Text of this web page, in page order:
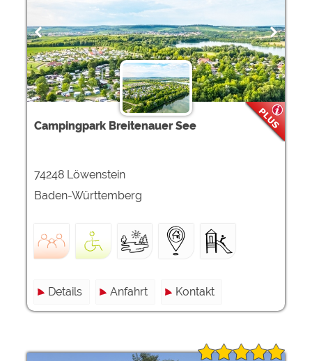
Campingpark Breitenauer See
74248 Löwenstein
Baden-Württemberg
Details Anfahrt Kontakt